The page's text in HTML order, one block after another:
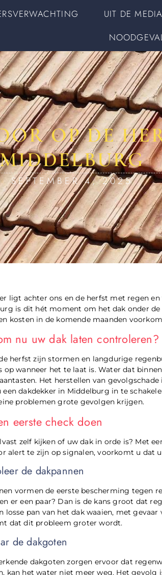
UIT DE MEDIA
OP DE
MIDDELBURG
SEPTEMBER 4, 2025
ligt achter ons en de herfst met regen
is dit hét moment om het dak onder de
kosten in de komende maanden
nu uw dak laten controleren?
herfst zijn stormen en langdurige
op wanneer het te laat is. Water dat
Het herstellen van
een dakdekker in Middelburg in te
problemen grote gevolgen krijgen.
eerste check doen
zelf kijken of uw dak in orde is? Met
alert te zijn op signalen, voorkomt u dat
de dakpannen
vormen de eerste bescherming tegen
er een paar? Dan is de kans groot dat
losse pan van het dak waaien, met
dat dit probleem groter wordt.
de dakgoten
dakgoten zorgen ervoor dat
kan het water niet meer weg. Het